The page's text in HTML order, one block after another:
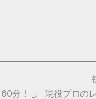
分！し
現役プロの